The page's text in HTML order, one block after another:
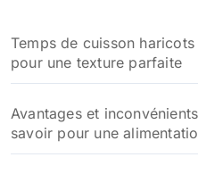
Temps de cuisson
pour une texture parfaite
Avantages et
savoir pour une